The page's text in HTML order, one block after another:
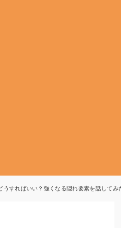
うすればいい？強くなる隠れ要素を話してみ